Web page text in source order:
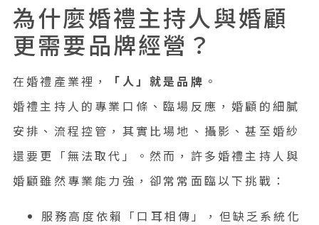
問題或痛點
案例說明
具體步驟
反面教材提醒
康思迅數位如何協助？
為什麼婚禮主持人與婚顧
更需要品牌經營？
在婚禮產業裡， 「人」就是品牌 。
婚禮主持人的專業口條、臨場反應，婚顧的細膩
安排、流程控管，其實比場地、攝影、甚至婚紗
還要更「無法取代」。然而，許多婚禮主持人與
婚顧雖然專業能力強，卻常常面臨以下挑戰：
服務高度依賴「口耳相傳」，但缺乏系統化